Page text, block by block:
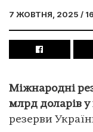
7 ЖОВТНЯ, 2025 /
Міжнародні
млрд доларів у
резерви